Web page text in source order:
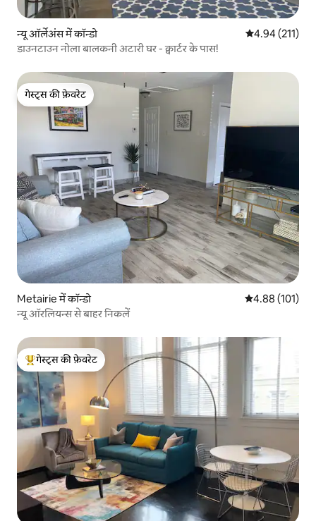
न्यू ऑर्लेअंस में कॉन्डो औसत रेटिंग 5 में से
4.94 (211)
डाउनटाउन नोला बालकनी अटारी घर - क्वार्टर के पास!
गेस्ट्स की फ़ेवरेट
गेस्ट्स की फ़ेवरेट
Metairie में कॉन्डो औसत रेटिंग 5 में से
4.88 (101)
न्यू ऑरलियन्स से बाहर निकलें
गेस्ट्स का टॉप फ़ेवरेट
गेस्ट्स की फ़ेवरेट